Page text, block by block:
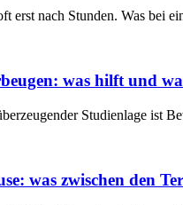
erst nach Stunden. Was bei
was hilft und
Studienlage ist
was zwischen den